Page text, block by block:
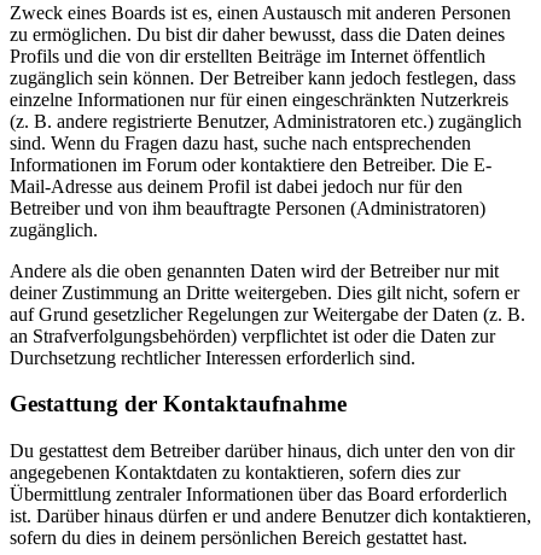
Zweck eines Boards ist es, einen Austausch mit anderen Personen
zu ermöglichen. Du bist dir daher bewusst, dass die Daten deines
Profils und die von dir erstellten Beiträge im Internet öffentlich
zugänglich sein können. Der Betreiber kann jedoch festlegen, dass
einzelne Informationen nur für einen eingeschränkten Nutzerkreis
(z. B. andere registrierte Benutzer, Administratoren etc.) zugänglich
sind. Wenn du Fragen dazu hast, suche nach entsprechenden
Informationen im Forum oder kontaktiere den Betreiber. Die E-
Mail-Adresse aus deinem Profil ist dabei jedoch nur für den
Betreiber und von ihm beauftragte Personen (Administratoren)
zugänglich.
Andere als die oben genannten Daten wird der Betreiber nur mit
deiner Zustimmung an Dritte weitergeben. Dies gilt nicht, sofern er
auf Grund gesetzlicher Regelungen zur Weitergabe der Daten (z. B.
an Strafverfolgungsbehörden) verpflichtet ist oder die Daten zur
Durchsetzung rechtlicher Interessen erforderlich sind.
Gestattung der Kontaktaufnahme
Du gestattest dem Betreiber darüber hinaus, dich unter den von dir
angegebenen Kontaktdaten zu kontaktieren, sofern dies zur
Übermittlung zentraler Informationen über das Board erforderlich
ist. Darüber hinaus dürfen er und andere Benutzer dich kontaktieren,
sofern du dies in deinem persönlichen Bereich gestattet hast.